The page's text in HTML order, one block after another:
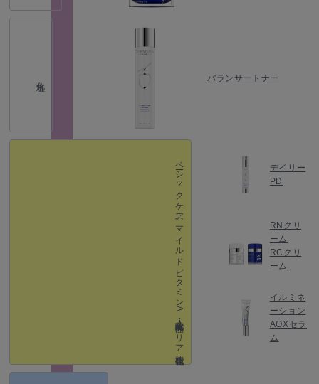
バランサートナー
ベーシックケア
(マイルドビタミン A ・抗酸化・抗炎症・バリア機能強化）
デイリー
PD
RNクリ
ーム
RCクリ
ーム
イルミネ
ーション
AOXセラ
ム